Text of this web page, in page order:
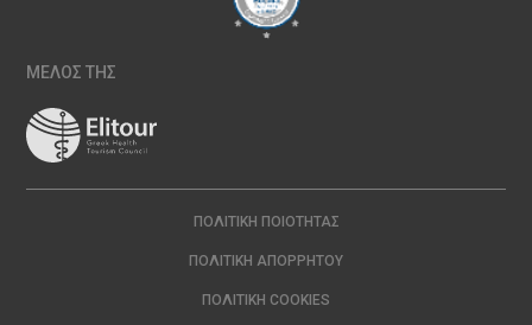
ΜΕΛΟΣ ΤΗΣ
ΠΟΛΙΤΙΚΉ ΠΟΙΌΤΗΤΑΣ
ΠΟΛΙΤΙΚΉ ΑΠΟΡΡΉΤΟΥ
ΠΟΛΙΤΙΚΉ COOKIES